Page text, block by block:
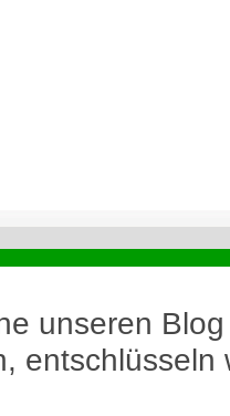
unseren
entschlüsseln